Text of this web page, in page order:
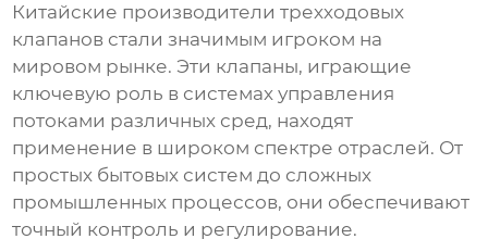
Китайские производители трехходовых
клапанов стали значимым игроком на
мировом рынке. Эти клапаны, играющие
ключевую роль в системах управления
потоками различных сред, находят
применение в широком спектре отраслей. От
простых бытовых систем до сложных
промышленных процессов, они обеспечивают
точный контроль и регулирование.